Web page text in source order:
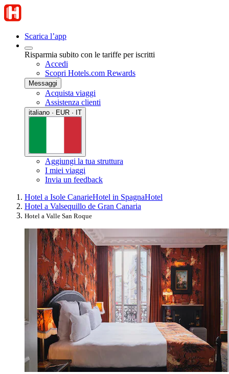
Scarica l’app
Risparmia subito con le tariffe per iscritti
Accedi
Scopri Hotels.com Rewards
Messaggi
Acquista viaggi
Assistenza clienti
italiano · EUR · IT
Aggiungi la tua struttura
I miei viaggi
Invia un feedback
Hotel a Isole CanarieHotel in SpagnaHotel
Hotel a Valsequillo de Gran Canaria
Hotel a Valle San Roque